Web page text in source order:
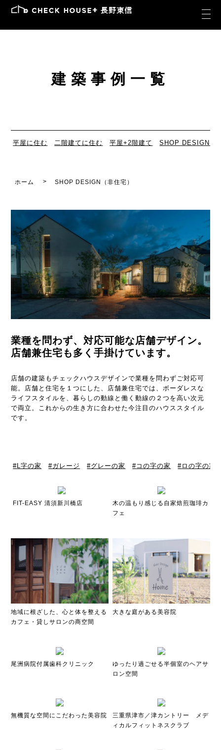
建築事例一覧
平屋に住む 二階建てに住む 平屋+2階建て SHOP DESIGN（
ホーム SHOP DESIGN（非住宅）
業種を問わず、対応可能な店舗デザイン。
店舗兼住宅も多く手掛けています。
店舗の建築もチェックハウスデザインで業種を問わずご対応可
能。店舗と住宅を１つにした、店舗兼住宅では、ボーダレスな
ライフスタイルを、暮らしの動線と働く動線の２つを高い次元
で両立。これからの生き方に合わせた今注目のハウススタイル
です。
L字の家 ガレージ グレーの家 コの字の家 ロの字の家
FIT-EASY 清須新川橋店
木の温もり感じる自家焙煎珈琲カ
フェ
地域に根ざした、心と体を整える
カフェ・貸しサロンの商空間
大きな庭がある美容院
尾洲病院付属歯科クリニック
ゆったり過ごせる半個室のヘアサ
ロン空間
無機質な空間にこだわった美容院
三重県津市／津カントリー メデ
ィカルフィットネスクラブ